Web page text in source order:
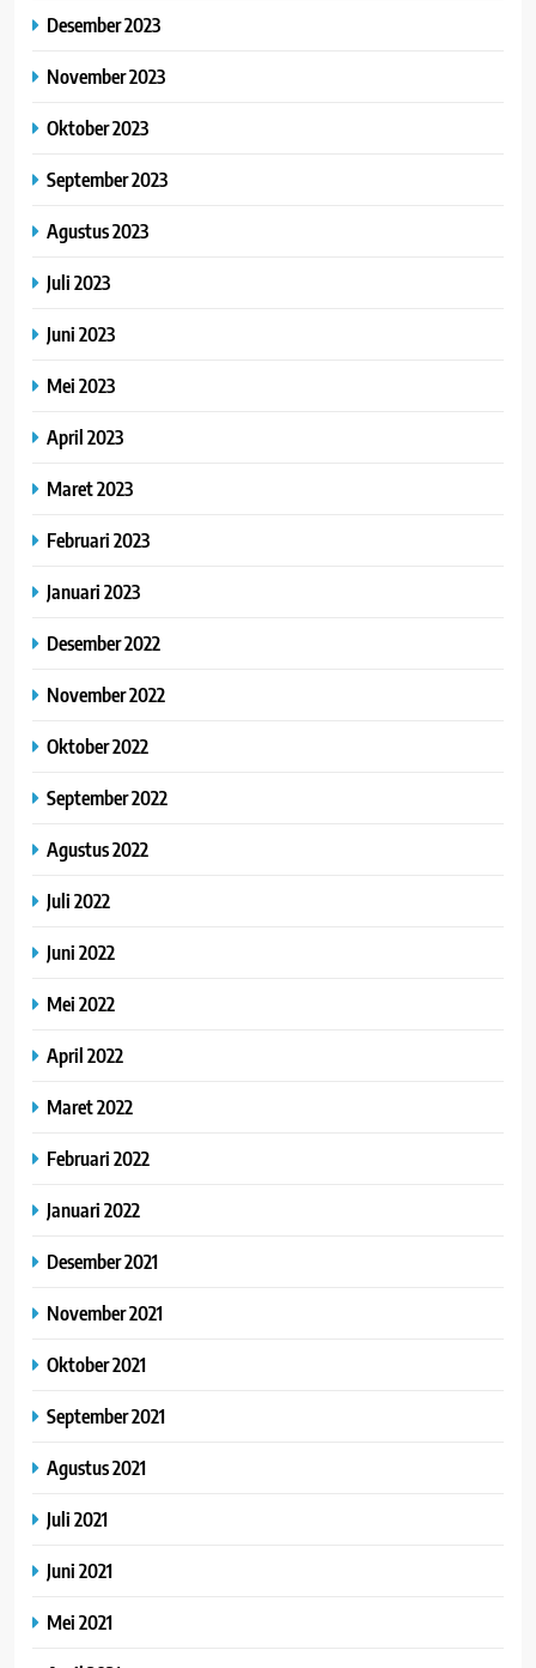
Desember 2023
November 2023
Oktober 2023
September 2023
Agustus 2023
Juli 2023
Juni 2023
Mei 2023
April 2023
Maret 2023
Februari 2023
Januari 2023
Desember 2022
November 2022
Oktober 2022
September 2022
Agustus 2022
Juli 2022
Juni 2022
Mei 2022
April 2022
Maret 2022
Februari 2022
Januari 2022
Desember 2021
November 2021
Oktober 2021
September 2021
Agustus 2021
Juli 2021
Juni 2021
Mei 2021